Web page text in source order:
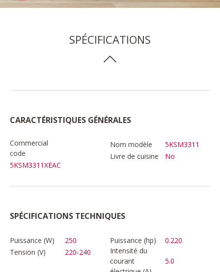
SPÉCIFICATIONS
CARACTÉRISTIQUES GÉNÉRALES
Commercial
code
5KSM3311XEAC
Nom modèle
5KSM3311
Livre de cuisine
No
SPÉCIFICATIONS TECHNIQUES
Puissance (W) 250 Puissance (hp)
0.220
Tension (V)
220-240
Intensité du
courant
5.0